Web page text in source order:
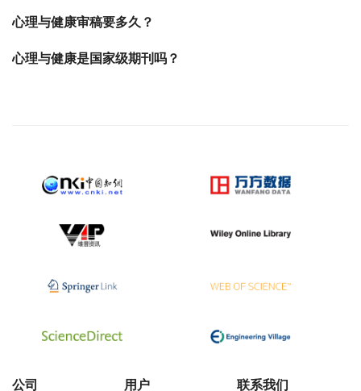
心理与健康审稿要多久？
心理与健康是国家级期刊吗？
公司 用户 联系我们